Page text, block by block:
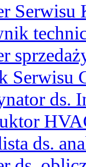
Serwisu
Serwisu
ds.
ds.